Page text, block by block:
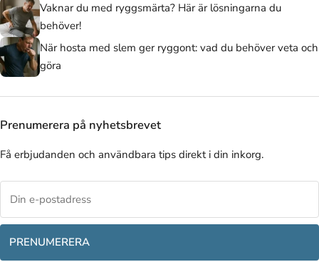
Vaknar du med ryggsmärta? Här är lösningarna du
behöver!
När hosta med slem ger ryggont: vad du behöver veta och
göra
Prenumerera på nyhetsbrevet
Få erbjudanden och användbara tips direkt i din inkorg.
PRENUMERERA